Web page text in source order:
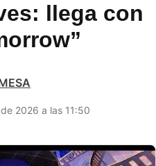
llega con
2026 a las 11:50